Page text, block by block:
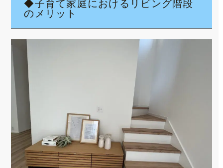
◆子育て家庭におけるリビング階段
のメリット